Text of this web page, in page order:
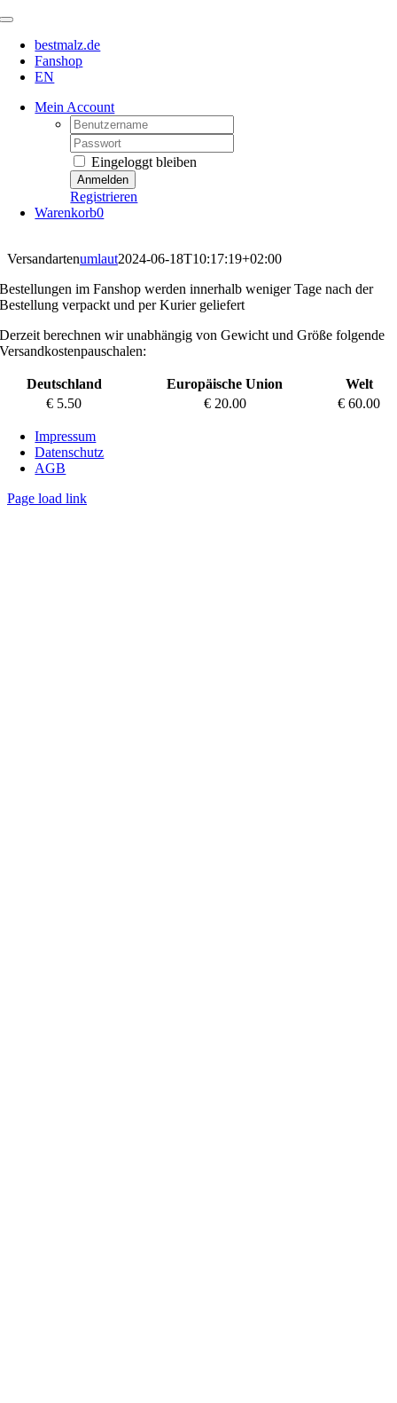
Zum
springen
Toggle
Navigationbestmalz.de
Fanshop
EN
Mein Account
Username:
Password:
Eingeloggt bleiben
Registrieren
Warenkorb0
Versandartenumlaut2024-06-18T10:17:19+02:00
Bestellungen im Fanshop werden innerhalb weniger Tage nach der
Bestellung verpackt und per Kurier geliefert
Derzeit berechnen wir unabhängig von Gewicht und Größe folgende
Versandkostenpauschalen:
Deutschland Europäische Union
Welt
€ 5.50
€ 20.00 € 60.00
Impressum
Datenschutz
AGB
Page load link